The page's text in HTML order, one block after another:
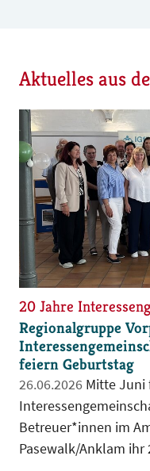
Aktuelles aus
Regionalgruppe
feiern Geburtstag
26.06.2026
Betreuer*innen im
Pasewalk/Anklam ihr